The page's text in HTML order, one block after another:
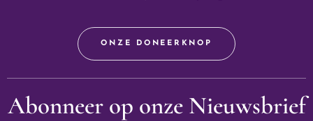
ONZE DONEERKNOP
Abonneer op onze Nieuwsbrief